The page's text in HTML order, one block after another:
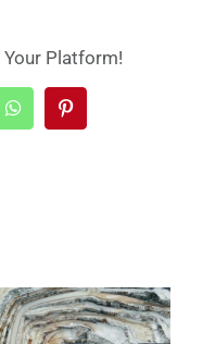
Your Platform!
WhatsAppPinterest